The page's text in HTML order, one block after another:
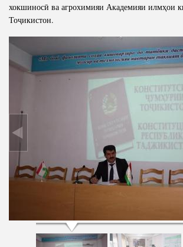
хокшиносӣ ва агрохимияи Академияи илмҳои
Тоҷикистон.